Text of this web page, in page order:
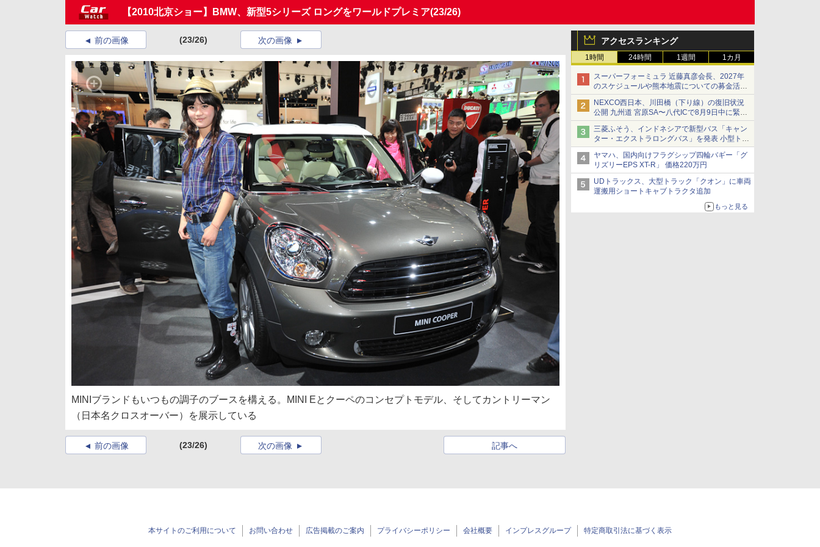
【2010北京ショー】BMW、新型5シリーズ ロングをワールドプレミア(23/26)
アクセスランキング
1時間 24時間 1週間 1カ月
スーパーフォーミュラ 近藤真彦会長、2027年
のスケジュールや熊本地震についての募金活動
を紹介
NEXCO西日本、川田橋（下り線）の復旧状況
公開 九州道 宮原SA〜八代ICで8月9日中に緊急
車両を通行可能に
三菱ふそう、インドネシアで新型バス「キャン
ター・エクストラロングバス」を発表 小型トラ
ックベースの観光・旅客輸送向けバス
ヤマハ、国内向けフラグシップ四輪バギー「グ
リズリーEPS XT-R」 価格220万円
UDトラックス、大型トラック「クオン」に車両
運搬用ショートキャブトラクタ追加
もっと見る
前の画像 (23/26) 次の画像
MINIブランドもいつもの調子のブースを構える。MINI Eとクーペのコンセプトモデル、そしてカントリーマン
（日本名クロスオーバー）を展示している
前の画像 (23/26) 記事へ
次の画像
本サイトのご利用について お問い合わせ 広告掲載のご案内 プライバシーポリシー 会社概要 インプレスグループ 特定商取引法に基づく表示